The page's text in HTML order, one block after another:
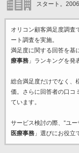
スタート。
オリコン顧客満足度調査
ート調査を実施。
満足度に関する回答を基
療事務」ランキングを発
総合満足度だけでなく、
価。さらに回答者の口コ
ています。
サービス検討の際、“ユ
医療事務」選びにお役立